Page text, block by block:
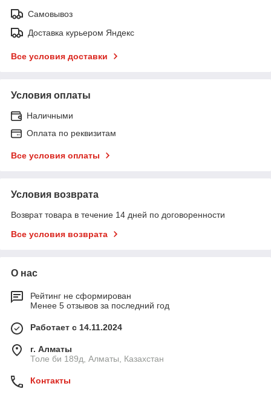
Самовывоз
Доставка курьером Яндекс
Все условия доставки
Условия оплаты
Наличными
Оплата по реквизитам
Все условия оплаты
Условия возврата
Возврат товара в течение 14 дней по договоренности
Все условия возврата
О нас
Рейтинг не сформирован
Менее 5 отзывов за последний год
Работает с 14.11.2024
г. Алматы
Толе би 189д, Алматы, Казахстан
Контакты